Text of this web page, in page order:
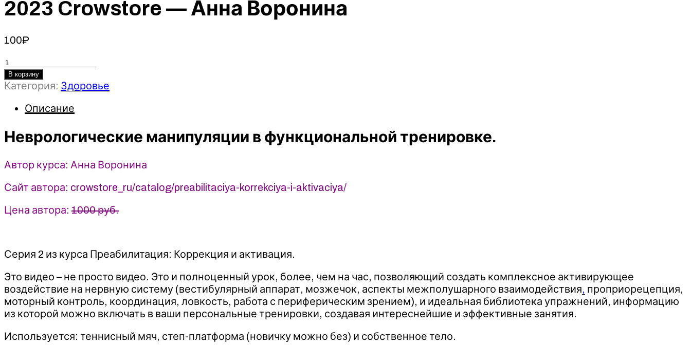
2023 Crowstore — Анна Воронина
100₽
Количество
товара
Неврологические
тренировке
2023
Crowstore
-
Анна
Воронина
В корзину
Категория: Здоровье
Описание
Неврологические манипуляции в функциональной тренировке.
Автор курса: Анна Воронина
Сайт автора: crowstore_ru/catalog/preabilitaciya-korrekciya-i-aktivaciya/
Цена автора: 1000 руб.
Серия 2 из курса Преабилитация: Коррекция и активация.
Это видео – не просто видео. Это и полноценный урок, более, чем на час, позволяющий создать комплексное активирующее
воздействие на нервную систему (вестибулярный аппарат, мозжечок, аспекты межполушарного взаимодействия, проприорецепция,
моторный контроль, координация, ловкость, работа с периферическим зрением), и идеальная библиотека упражнений, информацию
из которой можно включать в ваши персональные тренировки, создавая интереснейшие и эффективные занятия.
Используется: теннисный мяч, степ-платформа (новичку можно без) и собственное тело.